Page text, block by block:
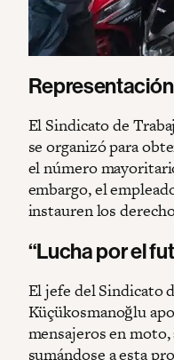
El Sindicato de
se organizó para
el número
embargo, el
instauren los
“Lucha por el
El jefe del Sindicato
Küçükosmanoğlu
mensajeros en moto,
sumándose a esta